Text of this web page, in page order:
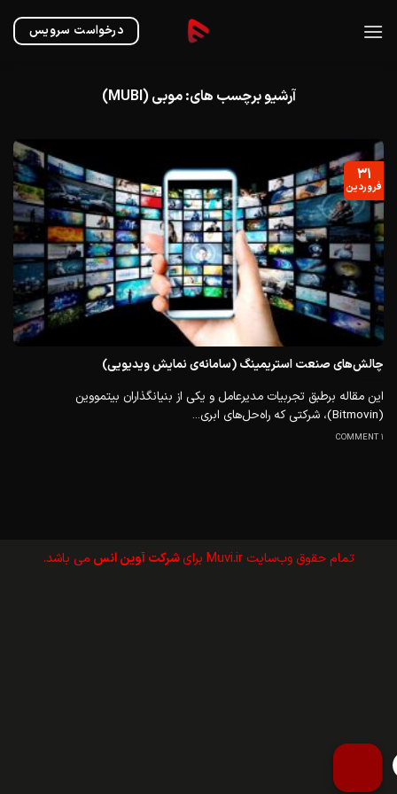
درخواست سرویس
آرشیو برچسب های:موبی (MUBI)
چالش‌های صنعت استریمینگ (سامانه‌ی نمایش ویدیویی)
این مقاله برطبق تجربیات مدیر‌عامل و یکی از بنیانگذاران بیتمووین
(Bitmovin)، شرکتی که راه‌حل‌های ابری...
1 COMMENT
۳۱
فروردین
تمام حقوق وب‌سايت Muvi.ir برای شرکت آوین انس می باشد.